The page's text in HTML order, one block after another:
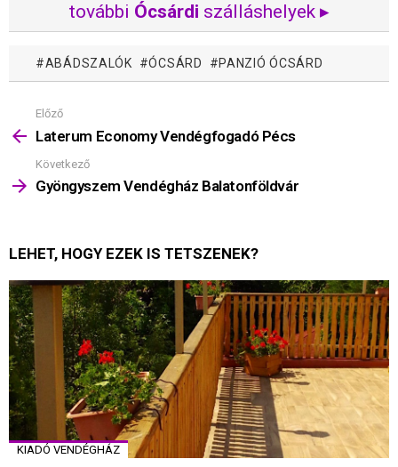
további Ócsárdi szálláshelyek ▸
ABÁDSZALÓK ÓCSÁRD PANZIÓ ÓCSÁRD
Mutass
többet
Előző
Laterum Economy Vendégfogadó Pécs
Következő
Gyöngyszem Vendégház Balatonföldvár
LEHET, HOGY EZEK IS TETSZENEK?
KIADÓ VENDÉGHÁZ